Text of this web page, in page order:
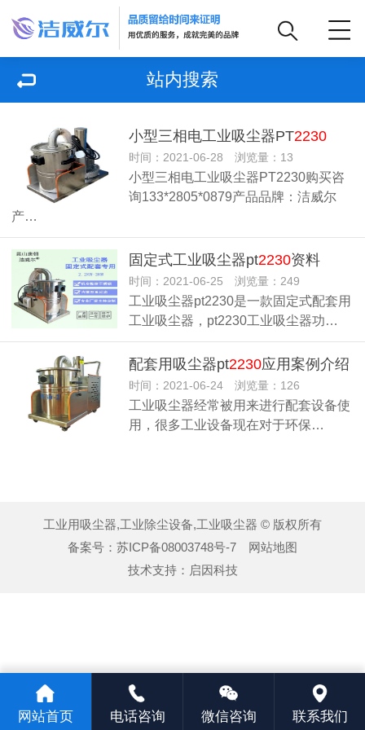
站内搜索
小型三相电工业吸尘器PT2230
时间：2021-06-28 浏览量：13
小型三相电工业吸尘器PT2230购买咨
询133*2805*0879产品品牌：洁威尔
产…
固定式工业吸尘器pt2230资料
时间：2021-06-25 浏览量：249
工业吸尘器pt2230是一款固定式配套用
工业吸尘器，pt2230工业吸尘器功…
配套用吸尘器pt2230应用案例介绍
时间：2021-06-24 浏览量：126
工业吸尘器经常被用来进行配套设备使
用，很多工业设备现在对于环保…
工业用吸尘器,工业除尘设备,工业吸尘器 © 版权所有
备案号： 苏ICP备08003748号-7
网站地图
技术支持： 启因科技
网站首页 电话咨询 微信咨询 联系我们